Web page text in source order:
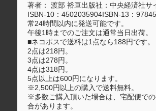
著者： 渡部 裕亘出版社：中央経済社サ
ISBN-10：4502035904ISBN-13：
常24時間以内に発送可能です。
午後1時までのご注文は通常当日出荷。
■ネコポスで送料は1点なら188円です。
2点は218円。
3点は278円。
4点は318円。
5点以上は600円になります。
※2,500円以上の購入で送料無料。
※多数ご購入頂いた場合は、宅配便で
合があります。